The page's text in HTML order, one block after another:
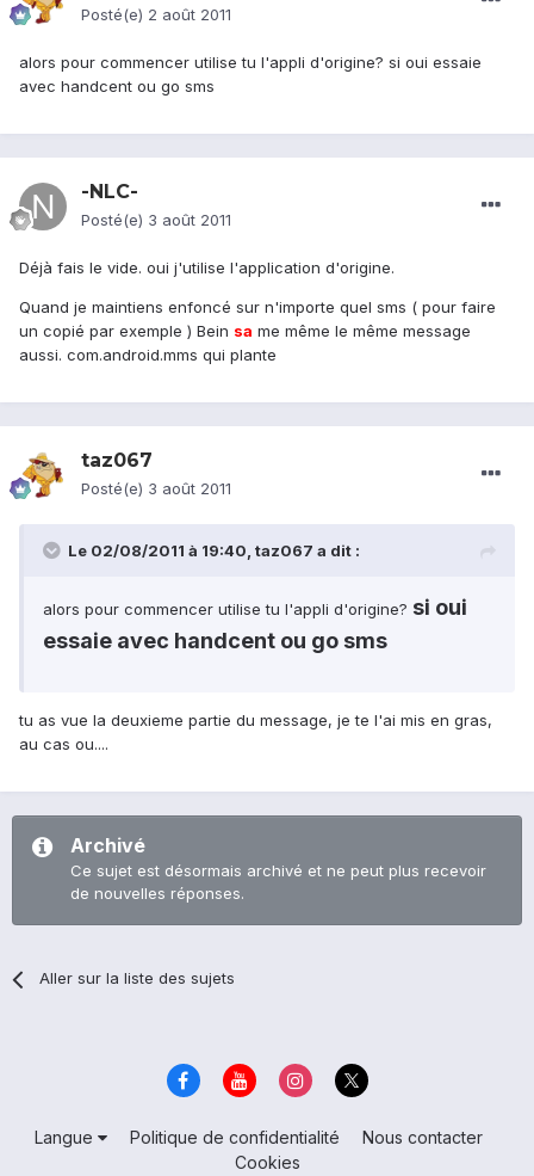
Posté(e) 2 août 2011
alors pour commencer utilise tu l'appli d'origine? si oui essaie
avec handcent ou go sms
-NLC-
Posté(e) 3 août 2011
Déjà fais le vide. oui j'utilise l'application d'origine.
Quand je maintiens enfoncé sur n'importe quel sms ( pour faire
un copié par exemple ) Bein sa me même le même message
aussi. com.android.mms qui plante
taz067
Posté(e) 3 août 2011
Le 02/08/2011 à 19:40, taz067 a dit :
alors pour commencer utilise tu l'appli d'origine? si oui
essaie avec handcent ou go sms
tu as vue la deuxieme partie du message, je te l'ai mis en gras,
au cas ou....
Archivé
Ce sujet est désormais archivé et ne peut plus recevoir
de nouvelles réponses.
Aller sur la liste des sujets
Langue Politique de confidentialité
Nous contacter
Cookies